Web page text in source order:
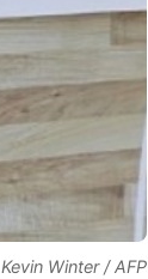
Kevin Winter / AFP